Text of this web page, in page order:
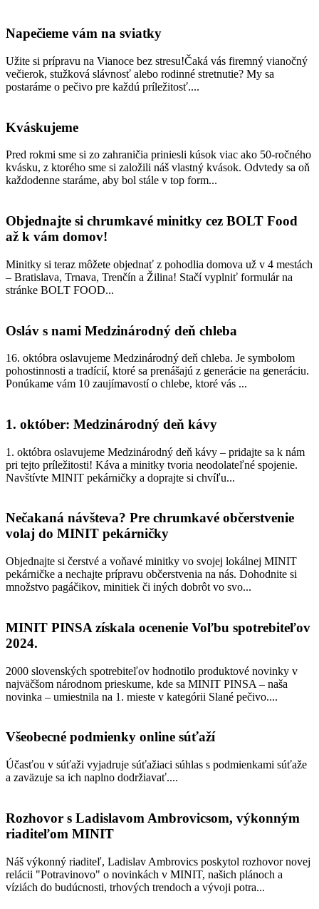
Napečieme vám na sviatky
Užite si prípravu na Vianoce bez stresu!Čaká vás firemný vianočný
večierok, stužková slávnosť alebo rodinné stretnutie? My sa
postaráme o pečivo pre každú príležitosť....
Kváskujeme
Pred rokmi sme si zo zahraničia priniesli kúsok viac ako 50-ročného
kvásku, z ktorého sme si založili náš vlastný kvások. Odvtedy sa oň
každodenne staráme, aby bol stále v top form...
Objednajte si chrumkavé minitky cez BOLT Food
až k vám domov!
Minitky si teraz môžete objednať z pohodlia domova už v 4 mestách
– Bratislava, Trnava, Trenčín a Žilina! Stačí vyplniť formulár na
stránke BOLT FOOD...
Osláv s nami Medzinárodný deň chleba
16. októbra oslavujeme Medzinárodný deň chleba. Je symbolom
pohostinnosti a tradícií, ktoré sa prenášajú z generácie na generáciu.
Ponúkame vám 10 zaujímavostí o chlebe, ktoré vás ...
1. október: Medzinárodný deň kávy
1. októbra oslavujeme Medzinárodný deň kávy – pridajte sa k nám
pri tejto príležitosti! Káva a minitky tvoria neodolateľné spojenie.
Navštívte MINIT pekárničky a doprajte si chvíľu...
Nečakaná návšteva? Pre chrumkavé občerstvenie
volaj do MINIT pekárničky
Objednajte si čerstvé a voňavé minitky vo svojej lokálnej MINIT
pekárničke a nechajte prípravu občerstvenia na nás. Dohodnite si
množstvo pagáčikov, minitiek či iných dobrôt vo svo...
MINIT PINSA získala ocenenie Voľbu spotrebiteľov
2024.
2000 slovenských spotrebiteľov hodnotilo produktové novinky v
najväčšom národnom prieskume, kde sa MINIT PINSA – naša
novinka – umiestnila na 1. mieste v kategórii Slané pečivo....
Všeobecné podmienky online súťaží
Účasťou v súťaži vyjadruje súťažiaci súhlas s podmienkami súťaže
a zaväzuje sa ich naplno dodržiavať....
Rozhovor s Ladislavom Ambrovicsom, výkonným
riaditeľom MINIT
Náš výkonný riaditeľ, Ladislav Ambrovics poskytol rozhovor novej
relácii "Potravinovo" o novinkách v MINIT, našich plánoch a
víziách do budúcnosti, trhových trendoch a vývoji potra...